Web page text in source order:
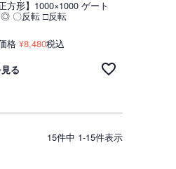
方形】1000×1000 ゲート
〇反転 □反転
格 ¥8,480税込
る
15件中 1-15件表示